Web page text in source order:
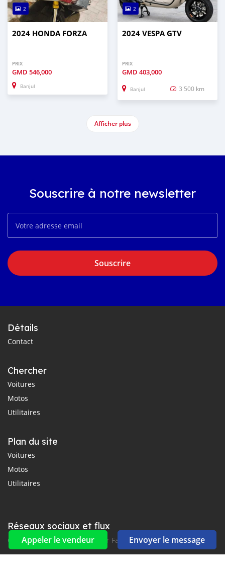
Appeler le vendeur Envoyer le message
2
2024 HONDA FORZA
PRIX
GMD 546,000
Banjul
2
2024 VESPA GTV
PRIX
GMD 403,000
Banjul 3 500 km
Afficher plus
Souscrire à notre newsletter
Souscrire
Détails
Contact
Chercher
Voitures
Motos
Utilitaires
Plan du site
Voitures
Motos
Utilitaires
Réseaux sociaux et flux
Connectez-vous avec nous sur Facebook, YouTube et Twitter.